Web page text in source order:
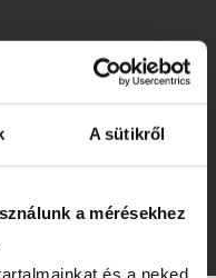
A sütikről
a mérésekhez
és a neked
Super Latex